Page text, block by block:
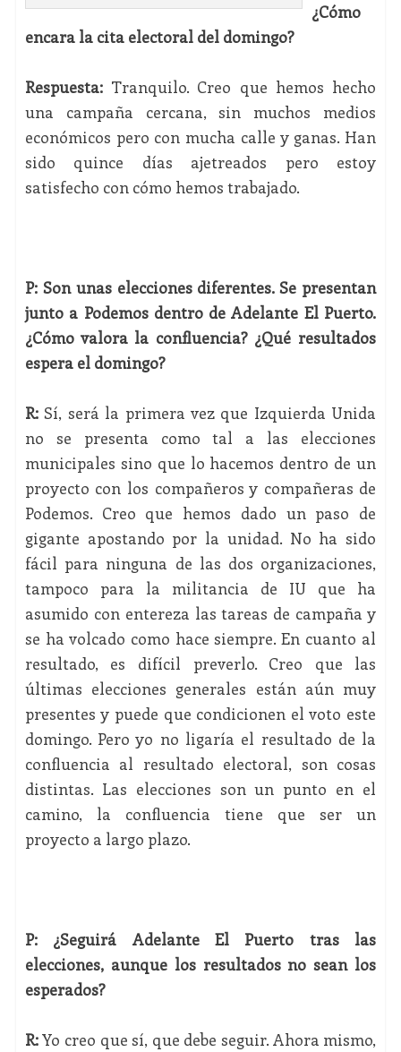
¿Cómo
encara la cita electoral del domingo?
Respuesta:Tranquilo. Creo que hemos hecho
una campaña cercana, sin muchos medios
económicos pero con mucha calle y ganas. Han
sido quince días ajetreados pero estoy
satisfecho con cómo hemos trabajado.
P: Son unas elecciones diferentes. Se presentan
junto a Podemos dentro de Adelante El Puerto.
¿Cómo valora la confluencia? ¿Qué resultados
espera el domingo?
R:Sí, será la primera vez que Izquierda Unida
no se presenta como tal a las elecciones
municipales sino que lo hacemos dentro de un
proyecto con los compañeros y compañeras de
Podemos. Creo que hemos dado un paso de
gigante apostando por la unidad. No ha sido
fácil para ninguna de las dos organizaciones,
tampoco para la militancia de IU que ha
asumido con entereza las tareas de campaña y
se ha volcado como hace siempre. En cuanto al
resultado, es difícil preverlo. Creo que las
últimas elecciones generales están aún muy
presentes y puede que condicionen el voto este
domingo. Pero yo no ligaría el resultado de la
confluencia al resultado electoral, son cosas
distintas. Las elecciones son un punto en el
camino, la confluencia tiene que ser un
proyecto a largo plazo.
P: ¿Seguirá Adelante El Puerto tras las
elecciones, aunque los resultados no sean los
esperados?
R:Yo creo que sí, que debe seguir. Ahora mismo,